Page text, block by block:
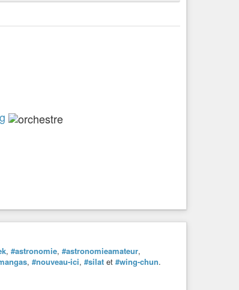
, #astronomie, #astronomieamateur,
, #nouveau-ici, #silat et #wing-chun.